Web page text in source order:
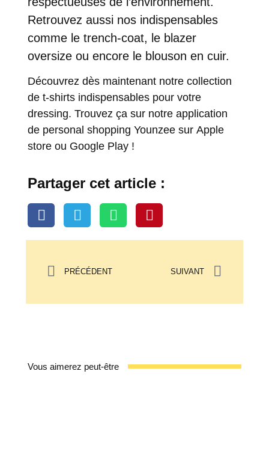
Retrouvez aussi nos indispensables
comme le trench-coat, le blazer
oversize ou encore le blouson en cuir.
Découvrez dès maintenant notre collection
de t-shirts indispensables pour votre
dressing. Trouvez ça sur notre application
de personal shopping Younzee sur Apple
store ou Google Play !
Partager cet article :
PRÉCÉDENT SUIVANT
Vous aimerez peut-être